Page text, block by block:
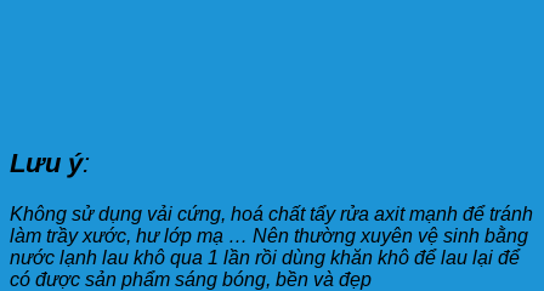
Lưu ý:
Không sử dụng vải cứng, hoá chất tẩy rửa axit mạnh để tránh
làm trầy xước, hư lớp mạ … Nên thường xuyên vệ sinh bằng
nước lạnh lau khô qua 1 lần rồi dùng khăn khô để lau lại để
có được sản phẩm sáng bóng, bền và đẹp